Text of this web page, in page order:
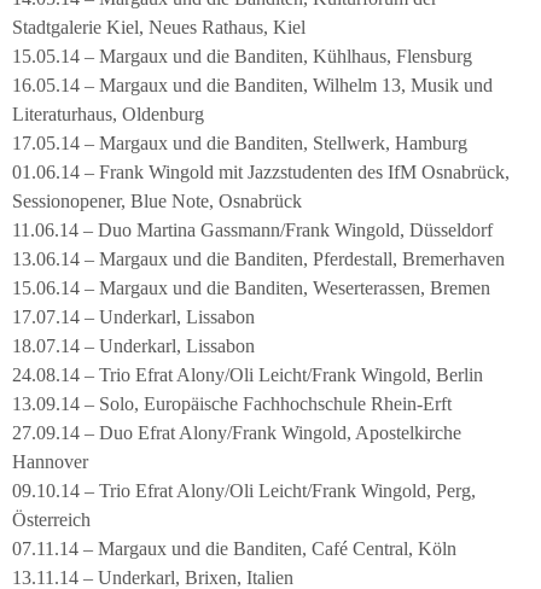
Stadtgalerie Kiel, Neues Rathaus, Kiel
15.05.14 – Margaux und die Banditen, Kühlhaus, Flensburg
16.05.14 – Margaux und die Banditen, Wilhelm 13, Musik und
Literaturhaus, Oldenburg
17.05.14 – Margaux und die Banditen, Stellwerk, Hamburg
01.06.14 – Frank Wingold mit Jazzstudenten des IfM Osnabrück,
Sessionopener, Blue Note, Osnabrück
11.06.14 – Duo Martina Gassmann/Frank Wingold, Düsseldorf
13.06.14 – Margaux und die Banditen, Pferdestall, Bremerhaven
15.06.14 – Margaux und die Banditen, Weserterassen, Bremen
17.07.14 – Underkarl, Lissabon
18.07.14 – Underkarl, Lissabon
24.08.14 – Trio Efrat Alony/Oli Leicht/Frank Wingold, Berlin
13.09.14 – Solo, Europäische Fachhochschule Rhein-Erft
27.09.14 – Duo Efrat Alony/Frank Wingold, Apostelkirche
Hannover
09.10.14 – Trio Efrat Alony/Oli Leicht/Frank Wingold, Perg,
Österreich
07.11.14 – Margaux und die Banditen, Café Central, Köln
13.11.14 – Underkarl, Brixen, Italien